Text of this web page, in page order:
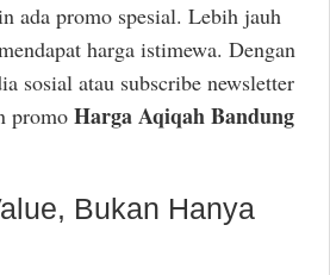
ada promo spesial. Lebih jauh
harga istimewa. Dengan
sosial atau subscribe newsletter
promo Harga Aqiqah Bandung
Bukan Hanya